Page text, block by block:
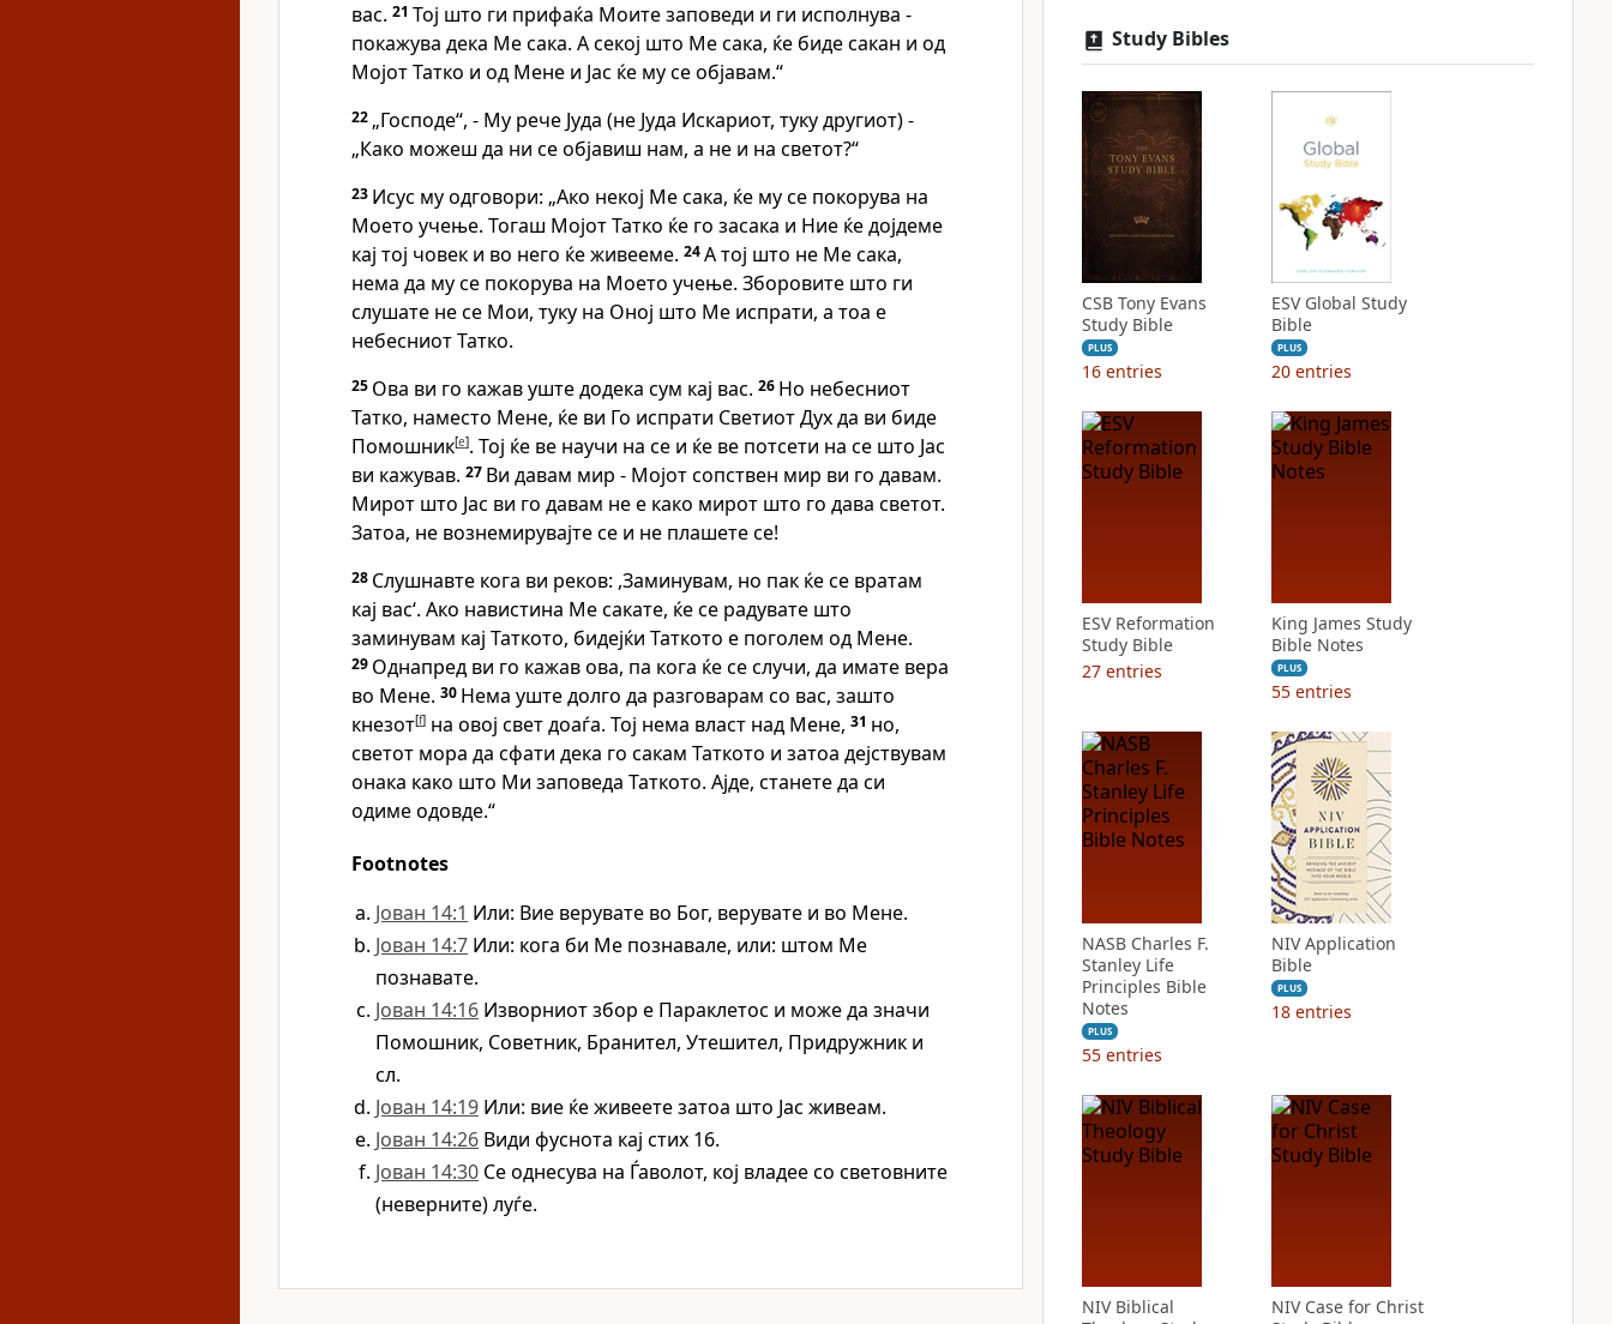
вас. 21 Тој што ги прифаќа Моите заповеди и ги исполнува -
покажува дека Ме сака. А секој што Ме сака, ќе биде сакан и од
Мојот Татко и од Мене и Јас ќе му се објавам.“
22 „Господе“, - Му рече Јуда (не Јуда Искариот, туку другиот) -
„Како можеш да ни се објавиш нам, а не и на светот?“
23 Исус му одговори: „Ако некој Ме сака, ќе му се покорува на
Моето учење. Тогаш Мојот Татко ќе го засака и Ние ќе дојдеме
кај тој човек и во него ќе живееме. 24А тој што не Ме сака,
нема да му се покорува на Моето учење. Зборовите што ги
слушате не се Мои, туку на Оној што Ме испрати, а тоа е
небесниот Татко.
25 Ова ви го кажав уште додека сум кај вас. 26 Но небесниот
Татко, наместо Мене, ќе ви Го испрати Светиот Дух да ви биде
Помошник[e]. Тој ќе ве научи на се и ќе ве потсети на се што Јас
ви кажував. 27 Ви давам мир - Мојот сопствен мир ви го давам.
Мирот што Јас ви го давам не е како мирот што го дава светот.
Затоа, не вознемирувајте се и не плашете се!
28 Слушнавте кога ви реков: ,Заминувам, но пак ќе се вратам
кај вас‘. Ако навистина Ме сакате, ќе се радувате што
заминувам кај Таткото, бидејќи Таткото е поголем од Мене.
29 Однапред ви го кажав ова, па кога ќе се случи, да имате вера
во Мене. 30 Нема уште долго да разговарам со вас, зашто
кнезот[f] на овој свет доаѓа. Тој нема власт над Мене, 31 но,
светот мора да сфати дека го сакам Таткото и затоа дејствувам
онака како што Ми заповеда Таткото. Ајде, станете да си
одиме одовде.“
Footnotes
Јован 14:1 Или: Вие верувате во Бог, верувате и во Мене.
Јован 14:7 Или: кога би Ме познавале, или: штом Ме
познавате.
Јован 14:16 Изворниот збор е Параклетос и може да значи
Помошник, Советник, Бранител, Утешител, Придружник и
сл.
Јован 14:19 Или: вие ќе живеете затоа што Јас живеам.
Јован 14:26 Види фуснота кај стих 16.
Јован 14:30 Се однесува на Ѓаволот, кој владее со световните
(неверните) луѓе.
Study Bibles
CSB Tony Evans
Study Bible
PLUS
16 entries
ESV Global Study
Bible
PLUS
20 entries
ESV Reformation
Study Bible
27 entries
King James Study
Bible Notes
PLUS
55 entries
NASB Charles F.
Stanley Life
Principles Bible
Notes
PLUS
55 entries
NIV Application
Bible
PLUS
18 entries
NIV Biblical
NIV Case for Christ